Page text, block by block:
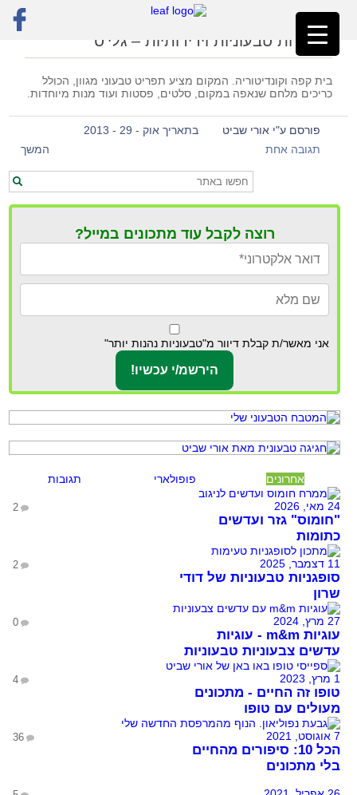
ראשי»גלי'ס
מסעדות טבעוניות וידידותיות – גלי'ס
בית קפה וקונדיטוריה. המקום מציע תפריט טבעוני מגוון, הכולל
כריכים מלחם שנאפה במקום, סלטים, פסטות ועוד מנות מיוחדות.
פורסם ע"י אורי שביט
בתאריך אוק - 29 - 2013
תגובה אחת
המשך
רוצה לקבל עוד מתכונים במייל?
אני מאשר/ת קבלת דיוור מ"טבעוניות נהנות יותר"
אחרונים פופולארי תגובות
24 מאי, 2026 2
"חומוס" גזר ועדשים
כתומות
11 דצמבר, 2025 2
סופגניות טבעוניות של דודי
שרון
27 מרץ, 2024 0
עוגיות m&m - עוגיות
עדשים צבעוניות טבעוניות
1 מרץ, 2023 4
טופו זה החיים - מתכונים
מעולים עם טופו
7 אוגוסט, 2021 36
הכל 10: סיפורים מהחיים
בלי מתכונים